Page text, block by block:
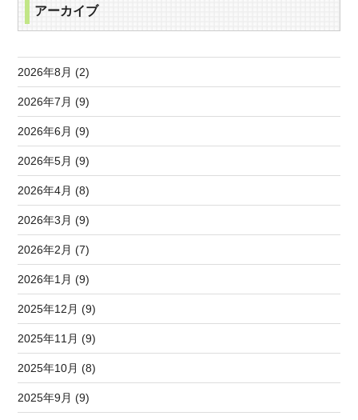
アーカイブ
2026年8月 (2)
2026年7月 (9)
2026年6月 (9)
2026年5月 (9)
2026年4月 (8)
2026年3月 (9)
2026年2月 (7)
2026年1月 (9)
2025年12月 (9)
2025年11月 (9)
2025年10月 (8)
2025年9月 (9)